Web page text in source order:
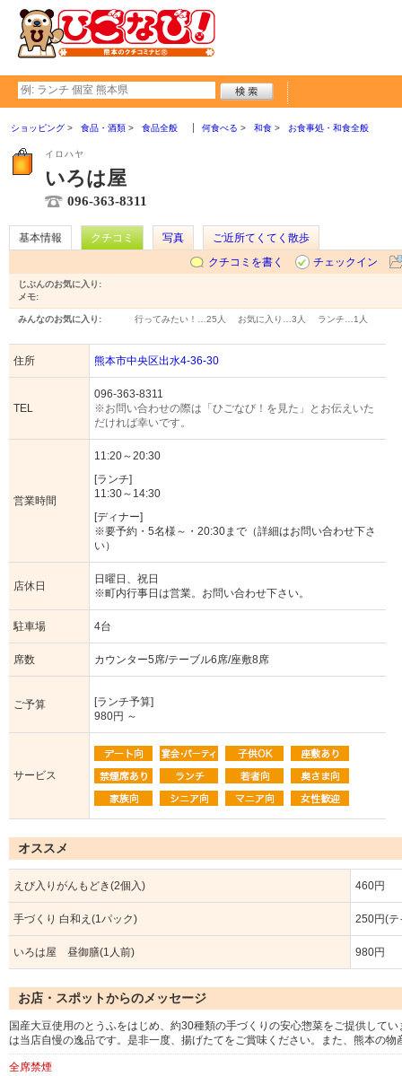
ショッピング 食品・酒類 食品全般 何食べる 和食 お食事処・和食全般
イロハヤ
いろは屋
096-363-8311
基本情報 クチコミ 写真
ご近所てくてく散歩
クチコミを書く
チェックイン
じぶんのお気に入り:
メモ:
みんなのお気に入り: 行ってみたい！… 25人 お気に入り… 3人 ランチ… 1人
住所 熊本市中央区出水4-36-30
TEL
096-363-8311
※お問い合わせの際は「ひごなび！を見た」とお伝えいた
だければ幸いです。
営業時間
11:20～20:30
[ランチ]
11:30～14:30
[ディナー]
※要予約・5名様～・20:30まで（詳細はお問い合わせ下さ
い）
店休日
日曜日、祝日
※町内行事日は営業。お問い合わせ下さい。
駐車場 4台
席数 カウンター5席/テーブル6席/座敷8席
ご予算
[ランチ予算]
980円 ～
サービス
オススメ
えび入りがんもどき(2個入) 460円
手づくり 白和え(1パック) 250円(テ
いろは屋 昼御膳(1人前) 980円
お店・スポットからのメッセージ
国産大豆使用のとうふをはじめ、約30種類の手づくりの安心惣菜をご提供して
は当店自慢の逸品です。是非一度、揚げたてをご賞味ください。また、熊本の物
全席禁煙